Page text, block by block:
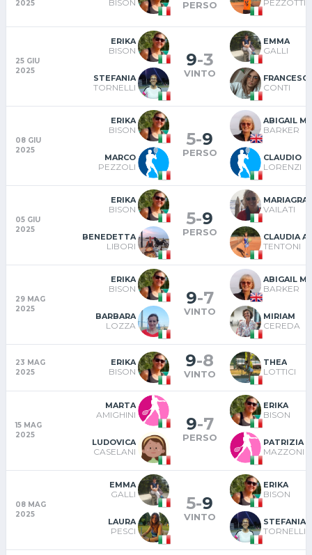
2025 BISON PERSO PEZZOTTI
25 GIU
2025
ERIKA
BISON
STEFANIA
TORNELLI
9-3
VINTO
EMMA
GALLI
CONTI
08 GIU
2025
ERIKA
BISON
MARCO
PEZZOLI
5-9
PERSO
ABIGAIL
BARKER
CLAUDIO
LORENZI
05 GIU
2025
ERIKA
BISON
BENEDETTA
LIBORI
5-9
PERSO
VAILATI
CLAUDIA
TENTONI
29 MAG
2025
ERIKA
BISON
BARBARA
LOZZA
9-7
VINTO
ABIGAIL
BARKER
MIRIAM
CEREDA
23 MAG
2025
ERIKA
BISON
9-8
VINTO
THEA
LOTTICI
15 MAG
2025
MARTA
AMIGHINI
LUDOVICA
CASELANI
9-7
PERSO
ERIKA
BISON
PATRIZIA
MAZZONI
08 MAG
2025
EMMA
GALLI
LAURA
PESCI
5-9
VINTO
ERIKA
BISON
STEFANIA
TORNELLI